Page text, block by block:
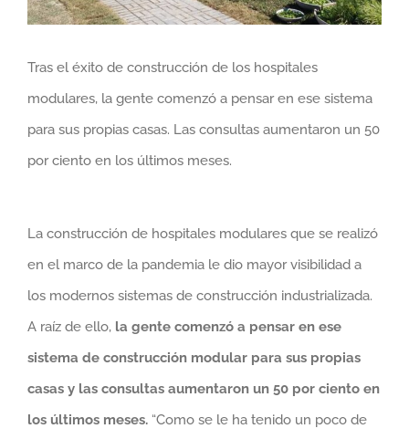
Tras el éxito de construcción de los hospitales
modulares, la gente comenzó a pensar en ese sistema
para sus propias casas. Las consultas aumentaron un 50
por ciento en los últimos meses.
La construcción de hospitales modulares que se realizó
en el marco de la pandemia le dio mayor visibilidad a
los modernos sistemas de construcción industrializada.
A raíz de ello, la gente comenzó a pensar en ese
sistema de construcción modular para sus propias
casas y las consultas aumentaron un 50 por ciento en
los últimos meses. “Como se le ha tenido un poco de